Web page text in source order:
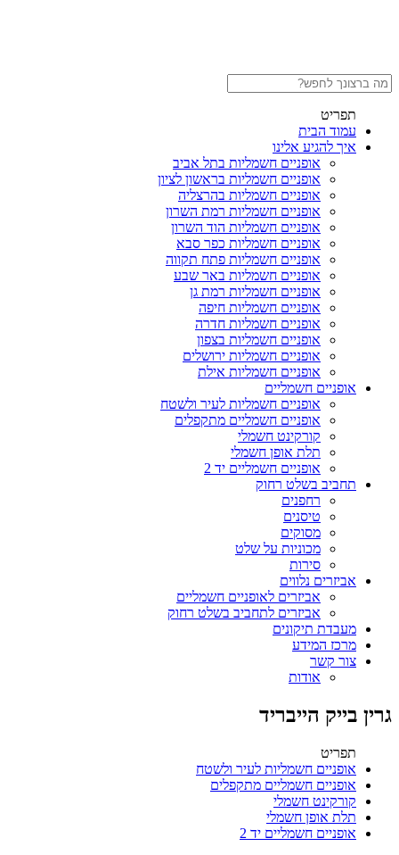
תפריט
עמוד הבית
איך להגיע אלינו
אופניים חשמליות בתל אביב
אופניים חשמליות בראשון לציון
אופניים חשמליות בהרצליה
אופניים חשמליות רמת השרון
אופניים חשמליות הוד השרון
אופניים חשמליות כפר סבא
אופניים חשמליות פתח תקווה
אופניים חשמליות באר שבע
אופניים חשמליות רמת גן
אופניים חשמליות חיפה
אופניים חשמליות חדרה
אופניים חשמליות בצפון
אופניים חשמליות ירושלים
אופניים חשמליות אילת
אופניים חשמליים
אופניים חשמליות לעיר ולשטח
אופניים חשמליים מתקפלים
קורקינט חשמלי
תלת אופן חשמלי
אופניים חשמליים יד 2
תחביב בשלט רחוק
רחפנים
טיסנים
מסוקים
מכוניות על שלט
סירות
אביזרים נלווים
אביזרים לאופניים חשמליים
אביזרים לתחביב בשלט רחוק
מעבדת תיקונים
מרכז המידע
צור קשר
אודות
גרין בייק הייבריד
תפריט
אופניים חשמליות לעיר ולשטח
אופניים חשמליים מתקפלים
קורקינט חשמלי
תלת אופן חשמלי
אופניים חשמליים יד 2